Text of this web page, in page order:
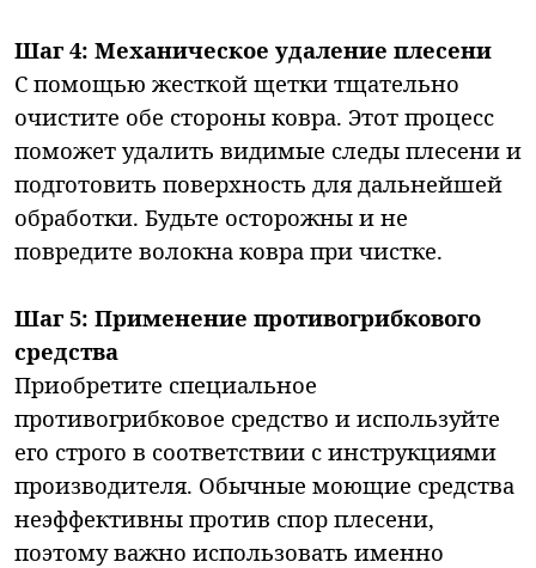
Шаг 4: Механическое удаление плесени
С помощью жесткой щетки тщательно
очистите обе стороны ковра. Этот процесс
поможет удалить видимые следы плесени и
подготовить поверхность для дальнейшей
обработки. Будьте осторожны и не
повредите волокна ковра при чистке.
Шаг 5: Применение противогрибкового
средства
Приобретите специальное
противогрибковое средство и используйте
его строго в соответствии с инструкциями
производителя. Обычные моющие средства
неэффективны против спор плесени,
поэтому важно использовать именно